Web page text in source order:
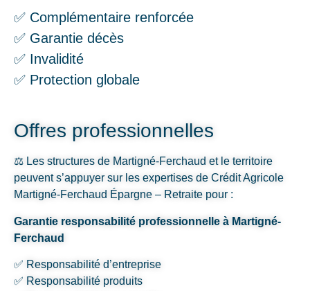
✅ Complémentaire renforcée
✅ Garantie décès
✅ Invalidité
✅ Protection globale
Offres professionnelles
⚖️ Les structures de Martigné-Ferchaud et le territoire
peuvent s’appuyer sur les expertises de Crédit Agricole
Martigné-Ferchaud Épargne – Retraite pour :
Garantie responsabilité professionnelle à Martigné-
Ferchaud
✅ Responsabilité d’entreprise
✅ Responsabilité produits